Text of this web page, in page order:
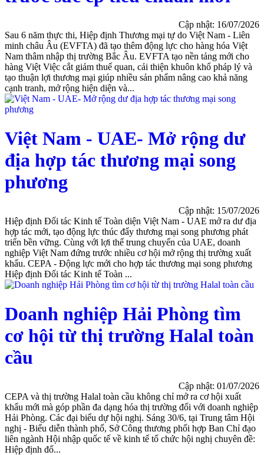
Cập nhật: 16/07/2026
Sau 6 năm thực thi, Hiệp định Thương mại tự do Việt Nam - Liên
minh châu Âu (EVFTA) đã tạo thêm động lực cho hàng hóa Việt
Nam thâm nhập thị trường Bắc Âu. EVFTA tạo nền tảng mới cho
hàng Việt Việc cắt giảm thuế quan, cải thiện khuôn khổ pháp lý và
tạo thuận lợi thương mại giúp nhiều sản phẩm nâng cao khả năng
cạnh tranh, mở rộng hiện diện và...
Việt Nam - UAE- Mở rộng dư
địa hợp tác thương mại song
phương
Cập nhật: 15/07/2026
Hiệp định Đối tác Kinh tế Toàn diện Việt Nam - UAE mở ra dư địa
hợp tác mới, tạo động lực thúc đẩy thương mại song phương phát
triển bền vững. Cùng với lợi thế trung chuyển của UAE, doanh
nghiệp Việt Nam đứng trước nhiều cơ hội mở rộng thị trường xuất
khẩu. CEPA - Động lực mới cho hợp tác thương mại song phương
Hiệp định Đối tác Kinh tế Toàn ...
Doanh nghiệp Hải Phòng tìm
cơ hội từ thị trường Halal toàn
cầu
Cập nhật: 01/07/2026
CEPA và thị trường Halal toàn cầu không chỉ mở ra cơ hội xuất
khẩu mới mà góp phần đa dạng hóa thị trường đối với doanh nghiệp
Hải Phòng. Các đại biểu dự hội nghị. Sáng 30/6, tại Trung tâm Hội
nghị - Biểu diễn thành phố, Sở Công thương phối hợp Ban Chỉ đạo
liên ngành Hội nhập quốc tế về kinh tế tổ chức hội nghị chuyên đề:
Hiệp định đố...